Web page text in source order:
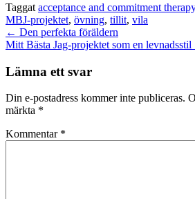
Taggat acceptance and commitment therapy
MBJ-projektet, övning, tillit, vila
Inläggsnavigering
← Den perfekta föräldern
Mitt Bästa Jag-projektet som en levnadsstil
Lämna ett svar
Din e-postadress kommer inte publiceras.
märkta *
Kommentar *